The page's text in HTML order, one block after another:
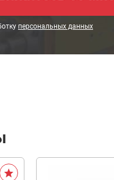
персональных данных